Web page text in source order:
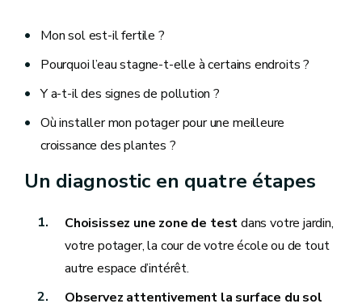
Mon sol est-il fertile ?
Pourquoi l’eau stagne-t-elle à certains endroits ?
Y a-t-il des signes de pollution ?
Où installer mon potager pour une meilleure
croissance des plantes ?
Un diagnostic en quatre étapes
Choisissez une zone de testdans votre jardin,
votre potager, la cour de votre école ou de tout
autre espace d’intérêt.
Observez attentivement la surface du sol